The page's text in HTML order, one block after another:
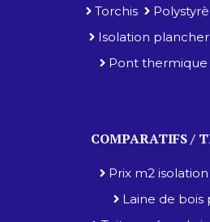
Torchis
Isolation
Pont
COMPARATIFS /
Prix m2
Laine de bois